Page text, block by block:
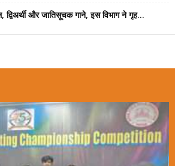
और जातिसूचक गाने, इस विभाग ने गृह...